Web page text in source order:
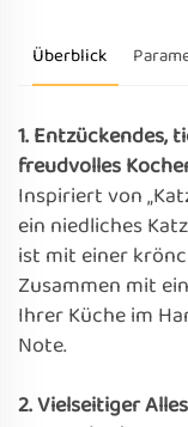
Überblick
1. Entzückendes,
freudvolles
Inspiriert von
ein niedliches
ist mit einer
Zusammen mit
Ihrer Küche im
Note.
2. Vielseitiger